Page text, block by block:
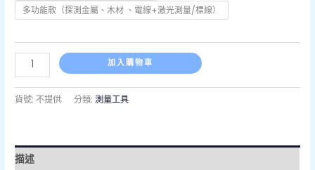
多功能款（探測金屬、木材 、電線+激光測量/標線）
加入購物車
貨號:不提供 分類:測量工具
描述